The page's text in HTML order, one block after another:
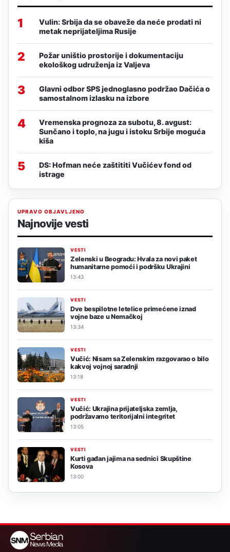
1
Vulin: Srbija da se obaveže da neće prodati ni
metak neprijateljima Rusije
2
Požar uništio prostorije i dokumentaciju
ekološkog udruženja iz Valjeva
3
Glavni odbor SPS jednoglasno podržao Dačića o
samostalnom izlasku na izbore
4
Vremenska prognoza za subotu, 8. avgust:
Sunčano i toplo, na jugu i istoku Srbije moguća
kiša
5
DS: Hofman neće zaštititi Vučićev fond od
istrage
UPRAVO OBJAVLJENO
Najnovije vesti
VESTI
Zelenski u Beogradu: Hvala za novi paket
humanitarne pomoći i podršku Ukrajini
13:43
VESTI
Dve bespilotne letelice primećene iznad
vojne baze u Nemačkoj
13:34
VESTI
Vučić: Nisam sa Zelenskim razgovarao o bilo
kakvoj vojnoj saradnji
13:18
VESTI
Vučić: Ukrajina prijateljska zemlja,
podržavamo teritorijalni integritet
13:05
VESTI
Kurti gađan jajima na sednici Skupštine
Kosova
13:00